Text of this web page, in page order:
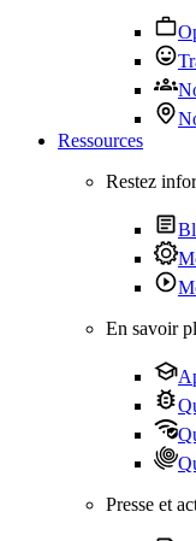
Ressources
Restez
En savoir
Presse et